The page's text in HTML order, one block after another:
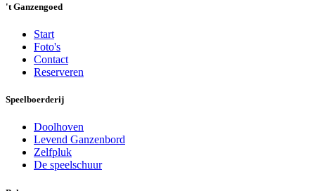
't Ganzengoed
Start
Foto's
Contact
Reserveren
Speelboerderij
Doolhoven
Levend Ganzenbord
Zelfpluk
De speelschuur